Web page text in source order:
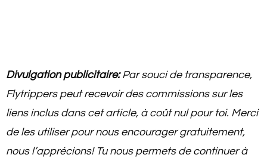
Divulgation publicitaire:Par souci de transparence,
Flytrippers peut recevoir des commissions sur les
liens inclus dans cet article, à coût nul pour toi. Merci
de les utiliser pour nous encourager gratuitement,
nous l’apprécions! Tunous permets de continuer à